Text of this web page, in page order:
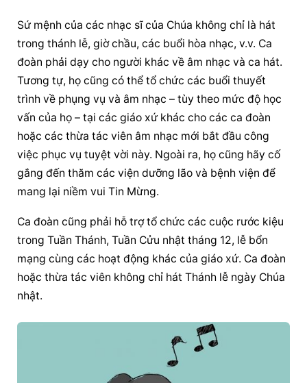
Sứ mệnh của các nhạc sĩ của Chúa không chỉ là hát
trong thánh lễ, giờ chầu, các buổi hòa nhạc, v.v. Ca
đoàn phải dạy cho người khác về âm nhạc và ca hát.
Tương tự, họ cũng có thể tổ chức các buổi thuyết
trình về phụng vụ và âm nhạc – tùy theo mức độ học
vấn của họ – tại các giáo xứ khác cho các ca đoàn
hoặc các thừa tác viên âm nhạc mới bắt đầu công
việc phục vụ tuyệt vời này. Ngoài ra, họ cũng hãy cố
gắng đến thăm các viện dưỡng lão và bệnh viện để
mang lại niềm vui Tin Mừng.
Ca đoàn cũng phải hỗ trợ tổ chức các cuộc rước kiệu
trong Tuần Thánh, Tuần Cửu nhật tháng 12, lễ bổn
mạng cùng các hoạt động khác của giáo xứ. Ca đoàn
hoặc thừa tác viên không chỉ hát Thánh lễ ngày Chúa
nhật.